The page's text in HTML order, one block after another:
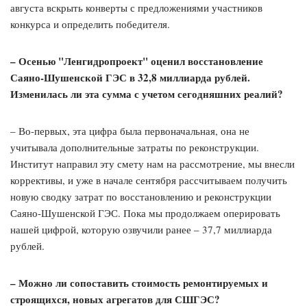
августа вскрыть конверты с предложениями участников
конкурса и определить победителя.
– Осенью "Ленгидропроект" оценил восстановление
Саяно-Шушенской ГЭС в 32,8 миллиарда рублей.
Изменилась ли эта сумма с учетом сегодняшних реалий?
– Во-первых, эта цифра была первоначальная, она не
учитывала дополнительные затраты по реконструкции.
Институт направил эту смету нам на рассмотрение, мы внесли
коррективы, и уже в начале сентября рассчитываем получить
новую сводку затрат по восстановлению и реконструкции
Саяно-Шушенской ГЭС. Пока мы продолжаем оперировать
нашей цифрой, которую озвучили ранее – 37,7 миллиарда
рублей.
– Можно ли сопоставить стоимость ремонтируемых и
строящихся, новых агрегатов для СШГЭС?